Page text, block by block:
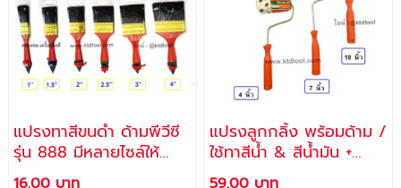
แปรงทาสีขนดำ ด้ามพีวีซี
รุ่น 888 มีหลายไซล์ให้
เลือก - ALLWAYS
16.00 บาท
แปรงลูกกลิ้ง พร้อมด้าม /
ใช้ทาสีน้ำ & สีน้ำมัน +
ถอดล้างได้ รุ่น RB-010 -
59.00 บาท